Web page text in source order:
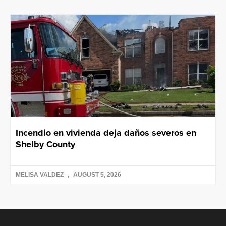
Incendio en vivienda deja daños severos en
Shelby County
MELISA VALDEZ AUGUST 5, 2026